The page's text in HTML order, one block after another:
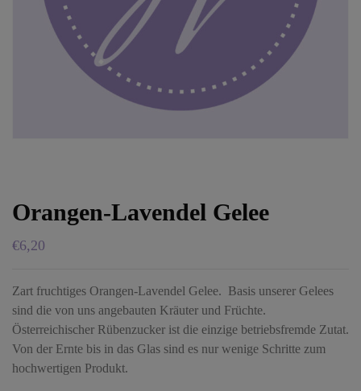
Orangen-Lavendel Gelee
€6,20
Zart fruchtiges Orangen-Lavendel Gelee. Basis unserer Gelees
sind die von uns angebauten Kräuter und Früchte.
Österreichischer Rübenzucker ist die einzige betriebsfremde Zutat.
Von der Ernte bis in das Glas sind es nur wenige Schritte zum
hochwertigen Produkt.